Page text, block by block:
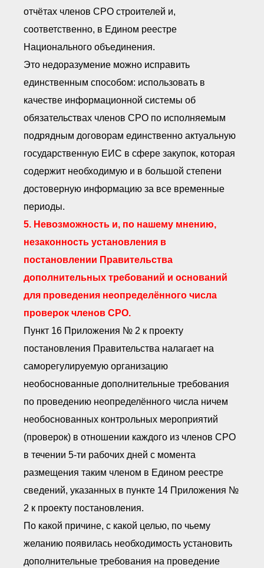
отчётах членов СРО строителей и,
соответственно, в Едином реестре
Национального объединения.
Это недоразумение можно исправить
единственным способом: использовать в
качестве информационной системы об
обязательствах членов СРО по исполняемым
подрядным договорам единственно актуальную
государственную ЕИС в сфере закупок, которая
содержит необходимую и в большой степени
достоверную информацию за все временные
периоды.
5. Невозможность и, по нашему мнению,
незаконность установления в
постановлении Правительства
дополнительных требований и оснований
для проведения неопределённого числа
проверок членов СРО.
Пункт 16 Приложения № 2 к проекту
постановления Правительства налагает на
саморегулируемую организацию
необоснованные дополнительные требования
по проведению неопределённого числа ничем
необоснованных контрольных мероприятий
(проверок) в отношении каждого из членов СРО
в течении 5-ти рабочих дней с момента
размещения таким членом в Едином реестре
сведений, указанных в пункте 14 Приложения №
2 к проекту постановления.
По какой причине, с какой целью, по чьему
желанию появилась необходимость установить
дополнительные требования на проведение